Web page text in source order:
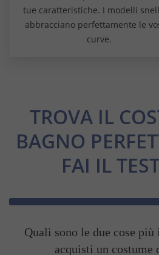
tue caratteristiche. I modelli
abbracciano perfettamente le
curve.
TROVA IL
BAGNO
FAI IL